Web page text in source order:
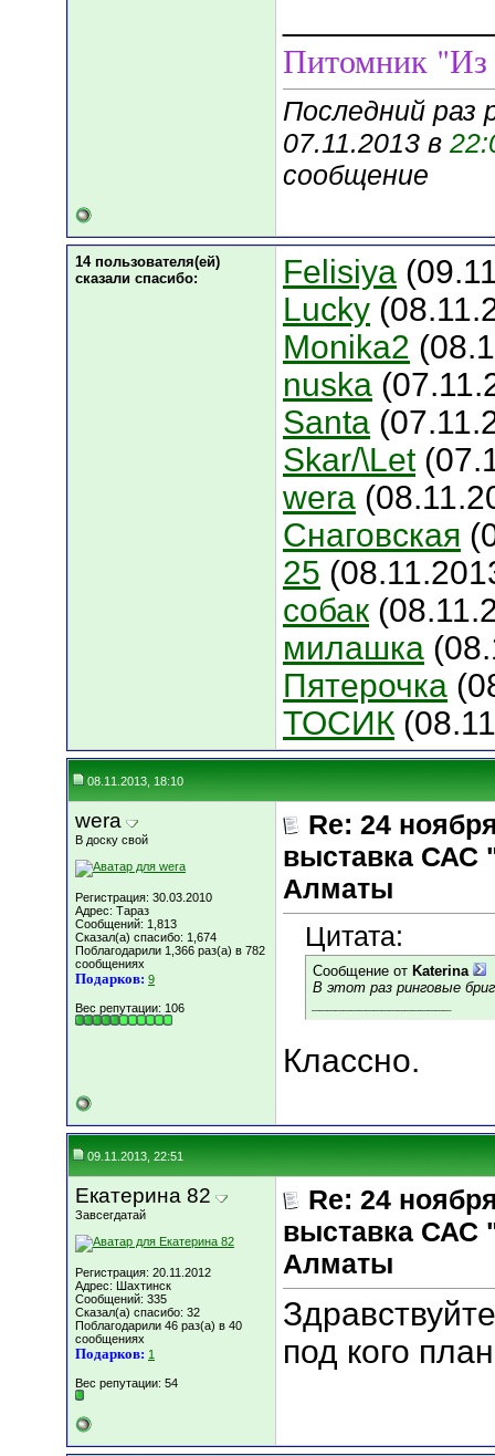
Питомник
Последний раз
07.11.2013 в
сообщение
14 пользователя(ей)
сказали cпасибо:
Felisiya
Luсky
Monika2
nuska
Santa
Skar/\Let
wera
Снаговская
25
собак
милашка
Пятерочка
ТОСИК
08.11.2013, 18:10
wera
В доску свой
Регистрация: 30.03.2010
Адрес: Тараз
Сообщений: 1,813
Сказал(а) спасибо: 1,674
Поблагодарили 1,366 раз(а) в 782
сообщениях
Подарков: 9
Вес репутации: 106
Re: 24
выставка САС
Алматы
Цитата:
Сообщение от Katerina
В этот раз ринговые
Классно.
09.11.2013, 22:51
Екатерина 82
Завсегдатай
Регистрация: 20.11.2012
Адрес: Шахтинск
Сообщений: 335
Сказал(а) спасибо: 32
Поблагодарили 46 раз(а) в 40
сообщениях
Подарков: 1
Вес репутации: 54
Re: 24
выставка САС
Алматы
под кого